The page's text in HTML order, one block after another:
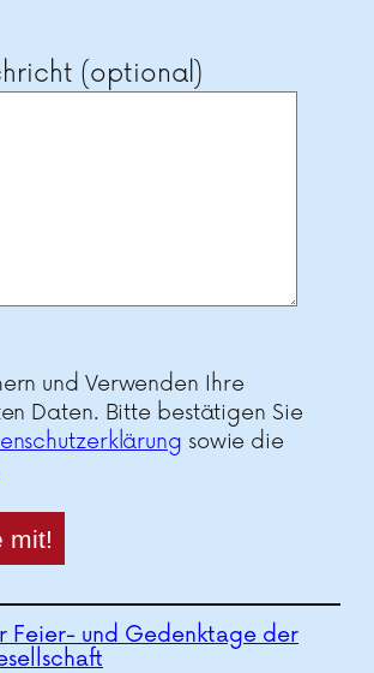
(optional)
und Verwenden Ihre
Daten. Bitte bestätigen Sie
sowie die
Feier- und Gedenktage der